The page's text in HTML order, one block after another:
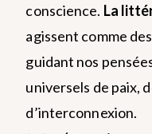
conscience. La
agissent comme
guidant nos
universels de paix,
d’interconnexion.